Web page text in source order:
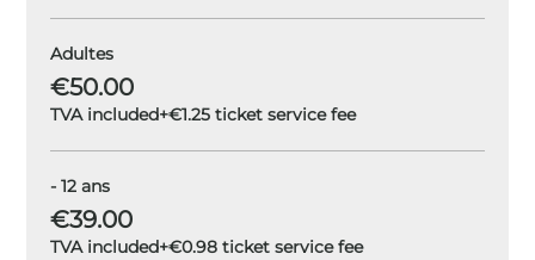
Adultes
€50.00
TVA included+€1.25 ticket service fee
- 12 ans
€39.00
TVA included+€0.98 ticket service fee